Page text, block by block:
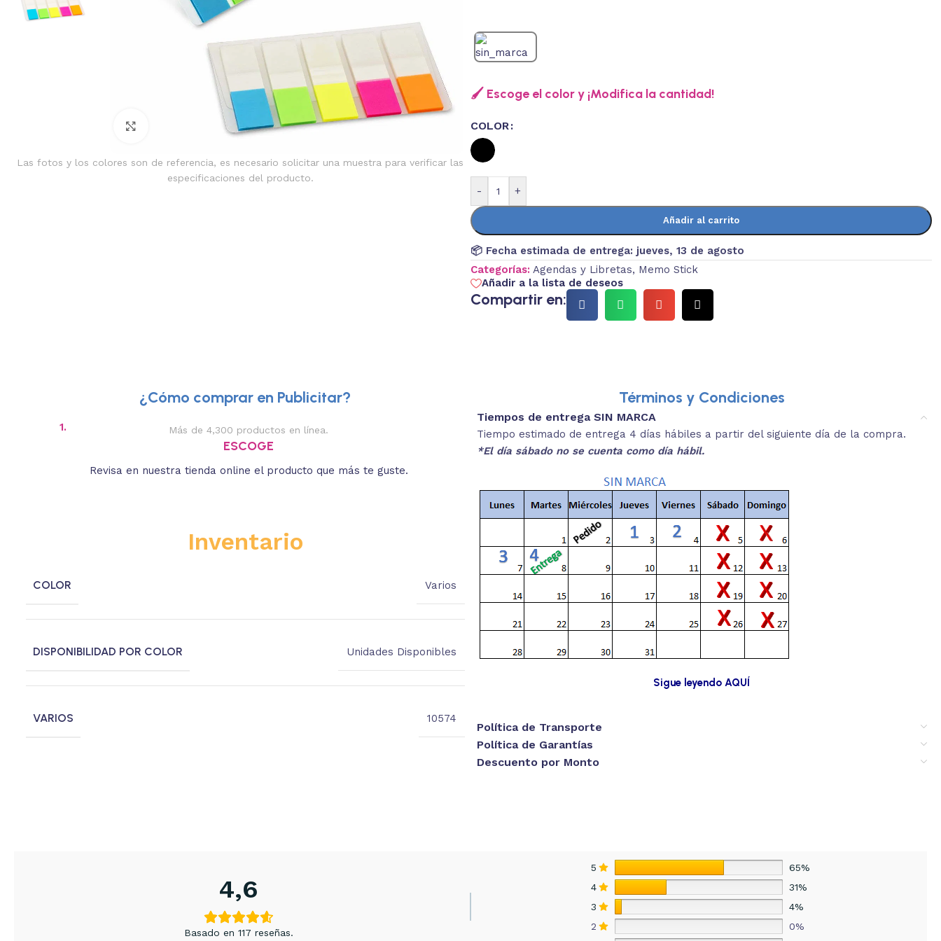
Clic para ampliar
Las fotos y los colores son de referencia, es necesario solicitar una muestra para verificar las
especificaciones del producto.
🖌️ Escoge el color y ¡Modifica la cantidad!
COLOR
- +
Añadir al carrito
📦 Fecha estimada de entrega: jueves, 13 de agosto
Categorías: Agendas y Libretas, Memo Stick
Añadir a la lista de deseos
Compartir en:
¿Cómo comprar en Publicitar?
1. Más de 4,300 productos en línea.
ESCOGE
Revisa en nuestra tienda online el producto que más te guste.
Descripciones breves y medidas aproximadas.
REVISA
estás buscando.
3.
Inventario
COLOR Varios
DISPONIBILIDAD POR COLOR Unidades Disponibles
VARIOS 10574
Términos y Condiciones
Tiempos de entrega SIN MARCA
Tiempo estimado de entrega 4 días hábiles a partir del siguiente día de la compra.
*El día sábado no se cuenta como día hábil.
Sigue leyendo AQUÍ
Política de Transporte
Política de Garantías
Descuento por Monto
4,6
Basado en 117 reseñas.
5
65%
4
31%
3
4%
2
0%